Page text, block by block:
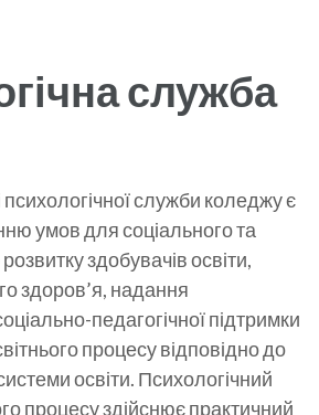
служба
служби коледжу є
умов для соціального та
здобувачів освіти,
здоров’я, надання
педагогічної підтримки
процесу відповідно до
освіти. Психологічний
процесу здійснює практичний